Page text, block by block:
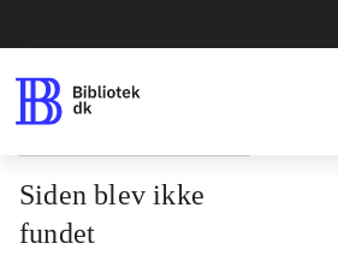
Siden blev ikke
fundet